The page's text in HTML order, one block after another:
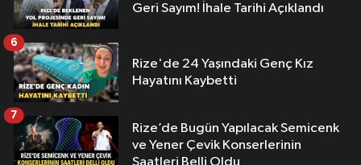
Geri Sayım! İhale Tarihi Açıklandı
Rize'de 24 Yaşındaki Genç Kız
Hayatını Kaybetti
6
Rize’de Bugün Yapılacak Semicenk
ve Yener Çevik Konserlerinin
Saatleri Belli Oldu
7